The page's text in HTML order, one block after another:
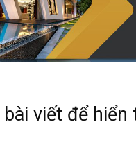
viết để hiển